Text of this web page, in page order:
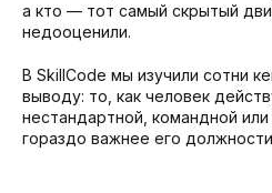
а кто — тот самый скрытый
недооценили.
В SkillCode мы изучили сотни
выводу: то, как человек
нестандартной, командной
гораздо важнее его